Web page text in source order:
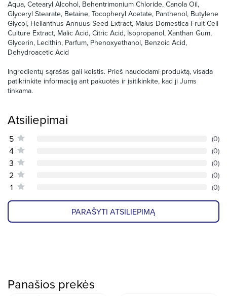
Aqua, Cetearyl Alcohol, Behentrimonium Chloride, Canola Oil,
Glyceryl Stearate, Betaine, Tocopheryl Acetate, Panthenol, Butylene
Glycol, Helianthus Annuus Seed Extract, Malus Domestica Fruit Cell
Culture Extract, Malic Acid, Citric Acid, Isopropanol, Xanthan Gum,
Glycerin, Lecithin, Parfum, Phenoxyethanol, Benzoic Acid,
Dehydroacetic Acid
Ingredientų sąrašas gali keistis. Prieš naudodami produktą, visada
patikrinkite informaciją ant pakuotės ir įsitikinkite, kad ji Jums
tinkama.
Atsiliepimai
5 (0)
4 (0)
3 (0)
2 (0)
1 (0)
PARAŠYTI ATSILIEPIMĄ
Panašios prekės